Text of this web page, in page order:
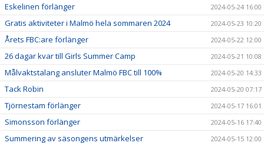
Eskelinen förlänger 2024-05-24 16:00
Gratis aktiviteter i Malmö hela sommaren 2024 2024-05-23 10:20
Årets FBC:are förlänger 2024-05-22 12:00
26 dagar kvar till Girls Summer Camp 2024-05-21 10:08
Målvaktstalang ansluter Malmö FBC till 100% 2024-05-20 14:33
Tack Robin 2024-05-20 07:17
Tjörnestam förlänger 2024-05-17 16:01
Simonsson förlänger 2024-05-16 17:40
Summering av säsongens utmärkelser 2024-05-15 12:00